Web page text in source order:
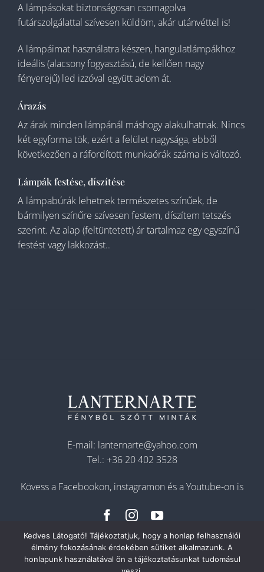
A lámpásokat biztonságosan csomagolva
futárszolgálattal szívesen küldöm, akár utánvéttel is!
A lámpáimat használatra készen, hangulatlámpákhoz
ideális (alacsony fogyasztású, de kellően nagy
fényerejű) led izzóval együtt adom át.
Árazás
Az árak minden lámpánál máshogy alakulhatnak. Nincs
két egyforma tök, ezért a felület nagysága, ebből
következően a ráfordított munkaórák száma is változó.
Lámpák festése, díszítése
A lámpabúrák lehetnek természetes színűek, de
bármilyen színűre szívesen festem, díszítem tetszés
szerint. Az alap (feltüntetett) ár tartalmaz egy egyszínű
festést vagy lakkozást..
E-mail: lanternarte@yahoo.com
Tel.: +36 20 402 3528
Kövess a Facebookon, instagramon és a Youtube-on is
Kedves Látogató! Tájékoztatjuk, hogy a honlap felhasználói
élmény fokozásának érdekében sütiket alkalmazunk. A
honlapunk használatával ön a tájékoztatásunkat tudomásul